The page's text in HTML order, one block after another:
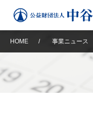
HOME / 事業ニュース